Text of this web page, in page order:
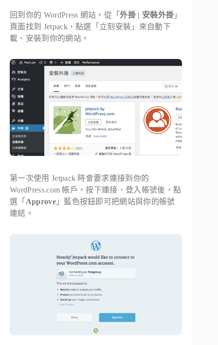
回到你的 WordPress 網站，從「外掛 | 安裝外掛 」
頁面找到 Jetpack，點選「立刻安裝」來自動下
載、安裝到你的網站。
第一次使用 Jetpack 時會要求連接到你的
WordPress.com 帳戶，按下連接、登入帳號後，點
選「 Approve」藍色按鈕即可把網站與你的帳號
連結。